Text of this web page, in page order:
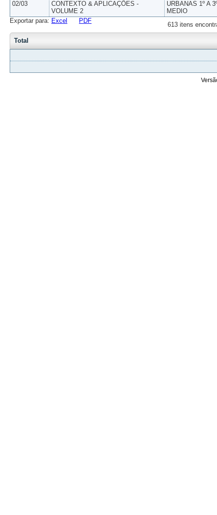
02/03
CONTEXTO & APLICAÇÕES -
VOLUME 2
URBANAS 1º A
MEDIO
613 itens
Exportar para: Excel PDF
Total